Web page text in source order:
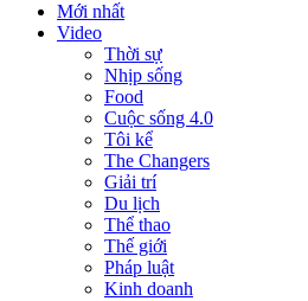
Mới nhất
Video
Thời sự
Nhịp sống
Food
Cuộc sống 4.0
Tôi kể
The Changers
Giải trí
Du lịch
Thể thao
Thế giới
Pháp luật
Kinh doanh